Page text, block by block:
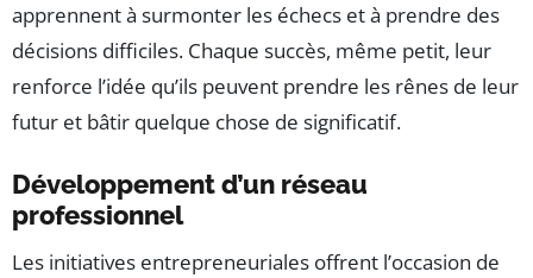
apprennent à surmonter les échecs et à prendre des
décisions difficiles. Chaque succès, même petit, leur
renforce l’idée qu’ils peuvent prendre les rênes de leur
futur et bâtir quelque chose de significatif.
Développement d’un réseau
professionnel
Les initiatives entrepreneuriales offrent l’occasion de